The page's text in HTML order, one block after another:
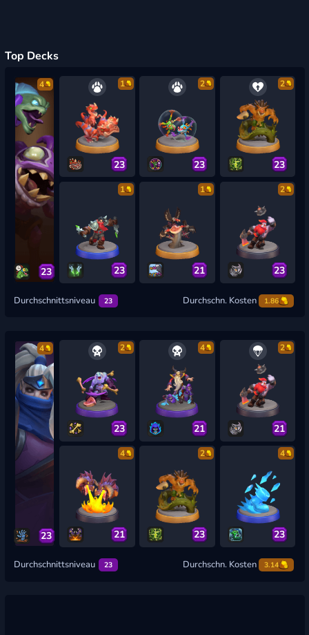
Top Decks
4
23
1
23
2
23
2
23
1
23
1
21
2
23
Durchschnittsniveau 23 Durchschn. Kosten 1.86
4
23
2
23
4
21
2
21
4
21
2
23
4
23
Durchschnittsniveau 23 Durchschn. Kosten 3.14